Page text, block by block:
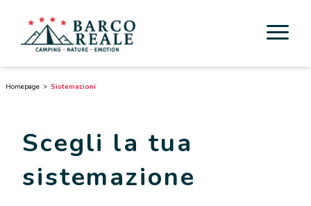
Attività
Esperienze
Homepage Sistemazioni
Scegli la tua
sistemazione